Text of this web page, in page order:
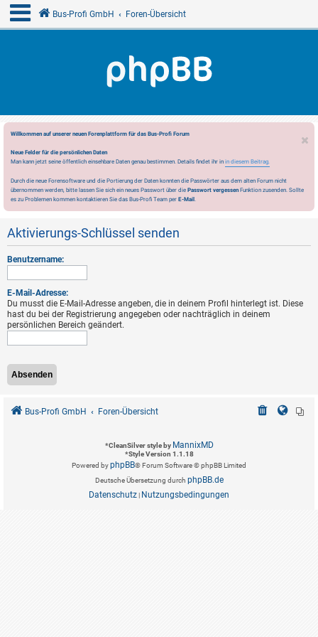
Bus-Profi GmbH Foren-Übersicht
Willkommen auf unserer neuen Forenplattform für das Bus-Profi Forum
Neue Felder für die persönlichen Daten
Man kann jetzt seine öffentlich einsehbare Daten genau bestimmen. Details findet ihr in in diesem Beitrag.
Durch die neue Forensoftware und die Portierung der Daten konnten die Passwörter aus dem alten Forum nicht
übernommen werden, bitte lassen Sie sich ein neues Passwort über die Passwort vergessen Funktion zusenden. Sollte
es zu Problemen kommen kontaktieren Sie das Bus-Profi Team per E-Mail.
Aktivierungs-Schlüssel senden
Benutzername:
E-Mail-Adresse:
Du musst die E-Mail-Adresse angeben, die in deinem Profil hinterlegt ist. Diese
hast du bei der Registrierung angegeben oder nachträglich in deinem
persönlichen Bereich geändert.
Bus-Profi GmbH Foren-Übersicht
*CleanSilver style by MannixMD
*Style Version 1.1.18
Powered byphpBB® Forum Software © phpBB Limited
Deutsche Übersetzung durch phpBB.de
Datenschutz Nutzungsbedingungen